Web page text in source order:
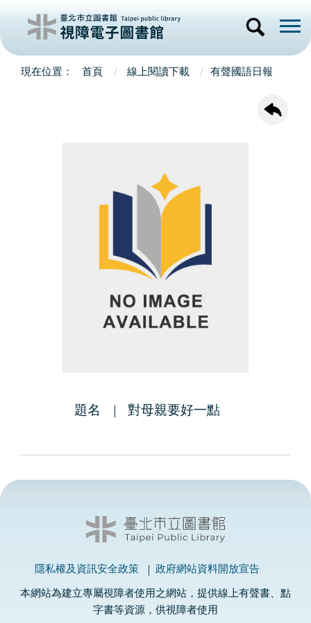
首頁 線上閱讀下載 有聲國語日報
題名 對母親要好一點
隱私權及資訊安全政策 政府網站資料開放宣告
本網站為建立專屬視障者使用之網站，提供線上有聲書、點
字書等資源，供視障者使用